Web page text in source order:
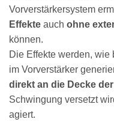
Vorverstärkersystem
Effekte auch ohne
können.
Die Effekte werden,
im Vorverstärker
direkt an die Decke
Schwingung versetzt
agiert.